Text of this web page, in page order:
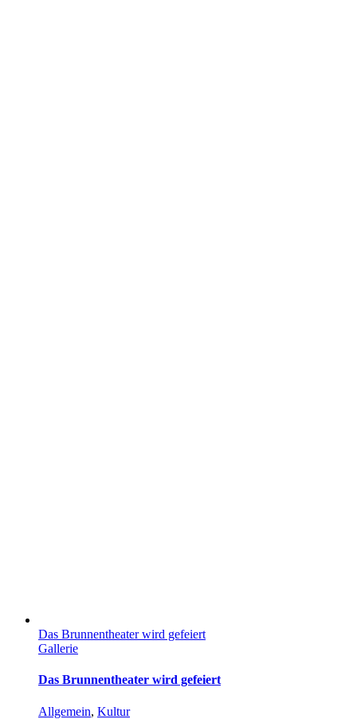
Das Brunnentheater wird gefeiert
Gallerie
Das Brunnentheater wird gefeiert
Allgemein, Kultur